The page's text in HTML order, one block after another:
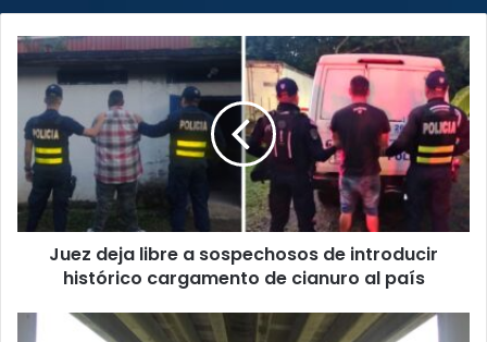
Juez
libre
sospechosos
de
introducir
histórico
cargamento
cianuro
Juez deja libre a sospechosos de introducir
histórico cargamento de cianuro al país
¡Atención